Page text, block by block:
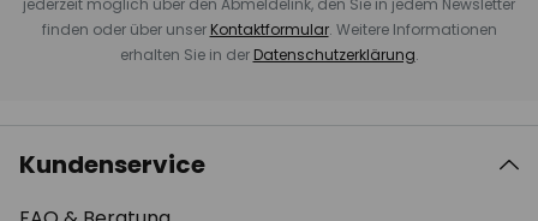
jederzeit möglich über den Abmeldelink, den Sie in jedem Newsletter
finden oder über unser Kontaktformular. Weitere Informationen
erhalten Sie in der Datenschutzerklärung.
Kundenservice